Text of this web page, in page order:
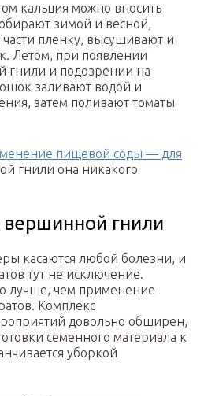
кальция можно вносить
зимой и весной,
пленку, высушивают и
Летом, при появлении
гнили и подозрении на
заливают водой и
затем поливают томаты
пищевой соды — для
гнили она никакого
гнили
касаются любой болезни, и
тут не исключение.
лучше, чем применение
Комплекс
довольно обширен,
семенного материала к
уборкой